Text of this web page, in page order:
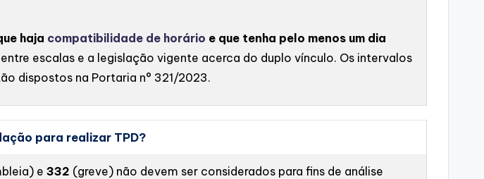
haja compatibilidade de horário e que tenha pelo menos um dia
escalas e a legislação vigente acerca do duplo vínculo. Os intervalos
dispostos na Portaria n° 321/2023.
para realizar TPD?
e 332 (greve) não devem ser considerados para fins de análise